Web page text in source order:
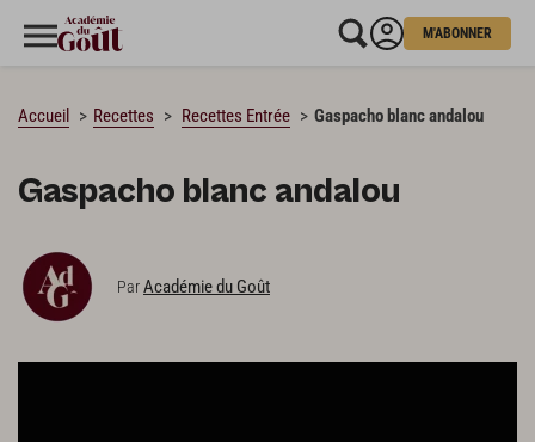
M'ABONNER
Accueil Recettes Recettes Entrée Gaspacho blanc andalou
Gaspacho blanc andalou
ParAcadémie du Goût
CHARGEMENT…